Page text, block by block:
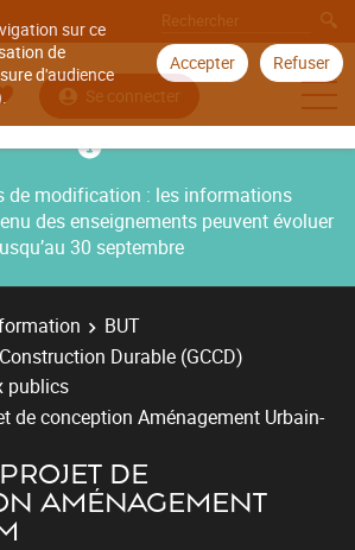
sur ce
de
d'audience
Accepter Refuser
Se connecter
de modification : les informations
des enseignements peuvent évoluer
30 septembre
BUT
Durable (GCCD)
publics
de conception Aménagement Urbain-
DE
AMÉNAGEMENT